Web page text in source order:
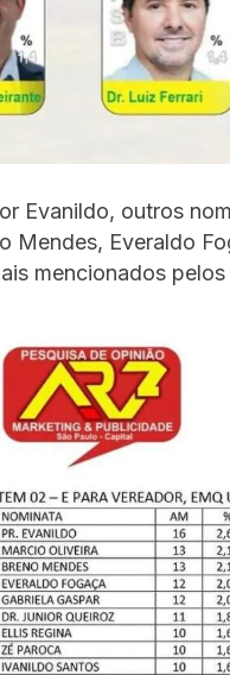
Evanildo, outros
Mendes, Everaldo
mencionados